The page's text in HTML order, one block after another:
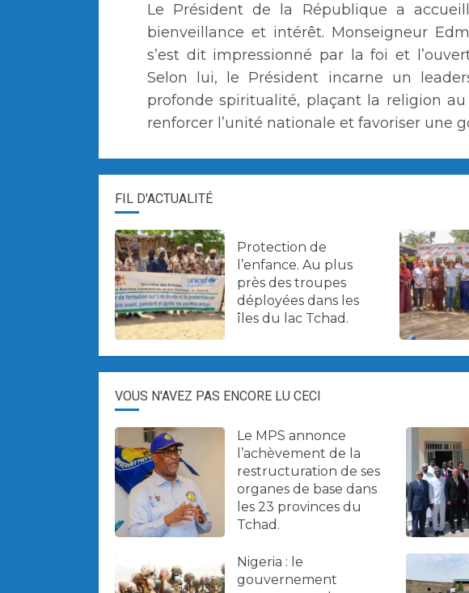
Le Président de la République a
bienveillance et intérêt. Monseigneur
s’est dit impressionné par la foi et
Selon lui, le Président incarne un
profonde spiritualité, plaçant la religion
renforcer l’unité nationale et favoriser une
FIL D'ACTUALITÉ
Protection de
l’enfance. Au plus
près des troupes
déployées dans les
îles du lac Tchad.
VOUS N'AVEZ PAS ENCORE LU CECI
Le MPS annonce
l’achèvement de la
restructuration de ses
organes de base dans
les 23 provinces du
Tchad.
Nigeria : le
gouvernement